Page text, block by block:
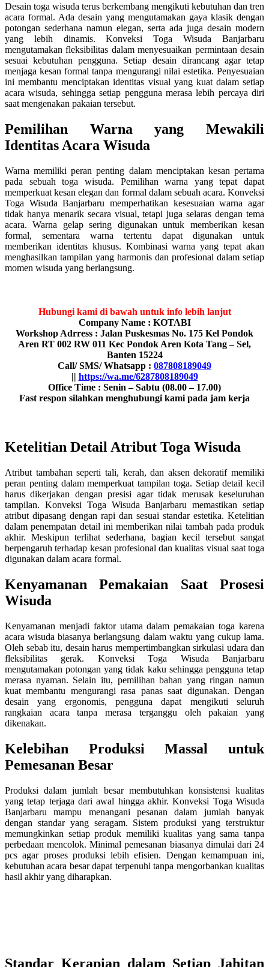
Desain toga wisuda terus berkembang mengikuti kebutuhan dan tren
acara formal. Ada desain yang mengutamakan gaya klasik dengan
potongan sederhana namun elegan, serta ada juga desain modern
yang lebih dinamis. Konveksi Toga Wisuda Banjarbaru
mengutamakan fleksibilitas dalam menyesuaikan permintaan desain
sesuai kebutuhan pengguna. Setiap desain dirancang agar tetap
menjaga kesan formal tanpa mengurangi nilai estetika. Penyesuaian
ini membantu menciptakan identitas visual yang kuat dalam setiap
acara wisuda, sehingga setiap pengguna merasa lebih percaya diri
saat mengenakan pakaian tersebut.
Pemilihan Warna yang Mewakili
Identitas Acara Wisuda
Warna memiliki peran penting dalam menciptakan kesan pertama
pada sebuah toga wisuda. Pemilihan warna yang tepat dapat
memperkuat kesan elegan dan formal dalam sebuah acara. Konveksi
Toga Wisuda Banjarbaru memperhatikan kesesuaian warna agar
tidak hanya menarik secara visual, tetapi juga selaras dengan tema
acara. Warna gelap sering digunakan untuk memberikan kesan
formal, sementara warna tertentu dapat digunakan untuk
memberikan identitas khusus. Kombinasi warna yang tepat akan
menghasilkan tampilan yang harmonis dan profesional dalam setiap
momen wisuda yang berlangsung.
Hubungi kami di bawah untuk info lebih lanjut
Company Name : KOTABI
Workshop Adrress : Jalan Puskesmas No. 175 Kel Pondok
Aren RT 002 RW 011 Kec Pondok Aren Kota Tang – Sel,
Banten 15224
Call/ SMS/ Whatsapp : 087808189049
|| https://wa.me/6287808189049
Office Time : Senin – Sabtu (08.00 – 17.00)
Fast respon silahkan menghubungi kami pada jam kerja
Ketelitian Detail Atribut Toga Wisuda
Atribut tambahan seperti tali, kerah, dan aksen dekoratif memiliki
peran penting dalam memperkuat tampilan toga. Setiap detail kecil
harus dikerjakan dengan presisi agar tidak merusak keseluruhan
tampilan. Konveksi Toga Wisuda Banjarbaru memastikan setiap
atribut dipasang dengan rapi dan sesuai standar estetika. Ketelitian
dalam penempatan detail ini memberikan nilai tambah pada produk
akhir. Meskipun terlihat sederhana, bagian kecil tersebut sangat
berpengaruh terhadap kesan profesional dan kualitas visual saat toga
digunakan dalam acara formal.
Kenyamanan Pemakaian Saat Prosesi
Wisuda
Kenyamanan menjadi faktor utama dalam pemakaian toga karena
acara wisuda biasanya berlangsung dalam waktu yang cukup lama.
Oleh sebab itu, desain harus mempertimbangkan sirkulasi udara dan
fleksibilitas gerak. Konveksi Toga Wisuda Banjarbaru
mengutamakan potongan yang tidak kaku sehingga pengguna tetap
merasa nyaman. Selain itu, pemilihan bahan yang ringan namun
kuat membantu mengurangi rasa panas saat digunakan. Dengan
desain yang ergonomis, pengguna dapat mengikuti seluruh
rangkaian acara tanpa merasa terganggu oleh pakaian yang
dikenakan.
Kelebihan Produksi Massal untuk
Pemesanan Besar
Produksi dalam jumlah besar membutuhkan konsistensi kualitas
yang tetap terjaga dari awal hingga akhir. Konveksi Toga Wisuda
Banjarbaru mampu menangani pesanan dalam jumlah banyak
dengan standar yang seragam. Sistem produksi yang terstruktur
memungkinkan setiap produk memiliki kualitas yang sama tanpa
perbedaan mencolok. Minimal pemesanan biasanya dimulai dari 24
pcs agar proses produksi lebih efisien. Dengan kemampuan ini,
kebutuhan acara besar dapat terpenuhi tanpa mengorbankan kualitas
hasil akhir yang diharapkan.
Standar Kerapian dalam Setiap Jahitan